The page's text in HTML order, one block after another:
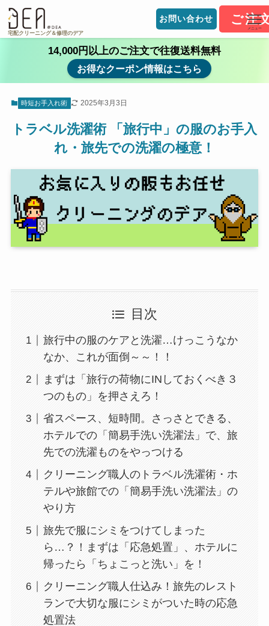
宅配クリーニング＆修理のデア
お問い合わせ ご注
メニュー
14,000円以上のご注文で往復送料無料
お得なクーポン情報はこちら
時短お手入れ術 2025年3月3日
トラベル洗濯術 「旅行中」の服のお手入
れ・旅先での洗濯の極意！
目次
旅行中の服のケアと洗濯…けっこうなか
なか、これが面倒～～！！
まずは「旅行の荷物にINしておくべき３
つのもの」を押さえろ！
省スペース、短時間。さっさとできる、
ホテルでの「簡易手洗い洗濯法」で、旅
先での洗濯ものをやっつける
クリーニング職人のトラベル洗濯術・ホ
テルや旅館での「簡易手洗い洗濯法」の
やり方
旅先で服にシミをつけてしまった
ら…？！まずは「応急処置」、ホテルに
帰ったら「ちょこっと洗い」を！
クリーニング職人仕込み！旅先のレスト
ランで大切な服にシミがついた時の応急
処置法